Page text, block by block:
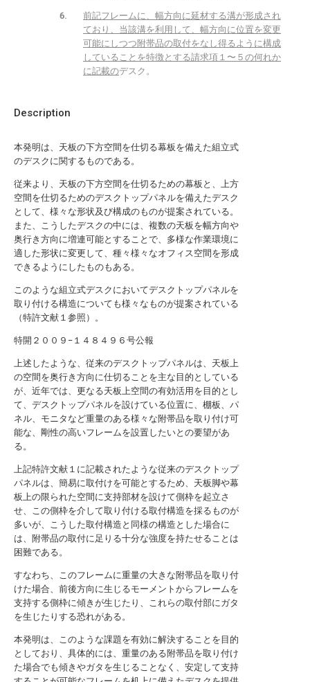
Description
本発明は、天板の下方空間を仕切る幕板を備えた組立式
のデスクに関するものである。
従来より、天板の下方空間を仕切るための幕板と、上方
空間を仕切るためのデスクトップパネルを備えたデスク
として、様々な形状及び構成のものが提案されている。
また、こうしたデスクの中には、複数の天板を幅方向や
奥行き方向に増連可能とすることで、多様な作業環境に
適した形状に変更して、種々様々なオフィス空間を形成
できるようにしたものもある。
このような組立式デスクにおいてデスクトップパネルを
取り付ける構造についても様々なものが提案されている
（特許文献１参照）。
特開２００９−１４８４９６号公報
上述したような、従来のデスクトップパネルは、天板上
の空間を奥行き方向に仕切ることを主な目的としている
が、近年では、更なる天板上空間の有効活用を目的とし
て、デスクトップパネルを設けている位置に、棚板、パ
ネル、モニタなど重量のある様々な附帯品を取り付け可
能な、剛性の高いフレームを設置したいとの要望があ
る。
上記特許文献１に記載されたような従来のデスクトップ
パネルは、簡易に取付けを可能とするため、天板脚や幕
板上の限られた空間に支持部材を設けて側枠を起立さ
せ、この側枠を介して取り付ける取付構造を採るものが
多いが、こうした取付構造と同様の構造とした場合に
は、附帯品の取付に足りる十分な強度を持たせることは
困難である。
すなわち、このフレームに重量の大きな附帯品を取り付
けた場合、前後方向に生じるモーメントからフレームを
支持する側枠に傾きが生じたり、これらの取付部にガタ
を生じたりする恐れがある。
本発明は、このような課題を有効に解決することを目的
としており、具体的には、重量のある附帯品を取り付け
た場合でも傾きやガタを生じることなく、安定して支持
前記フレームに、幅方向に延材する溝が形成され
ており、当該溝を利用して、幅方向に位置を変更
可能にしつつ附帯品の取付をなし得るように構成
していることを特徴とする請求項１〜５の何れか
に記載のデスク。